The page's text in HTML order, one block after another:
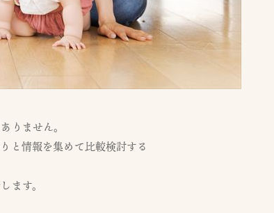
りません。
と情報を集めて比較検討する
ます。